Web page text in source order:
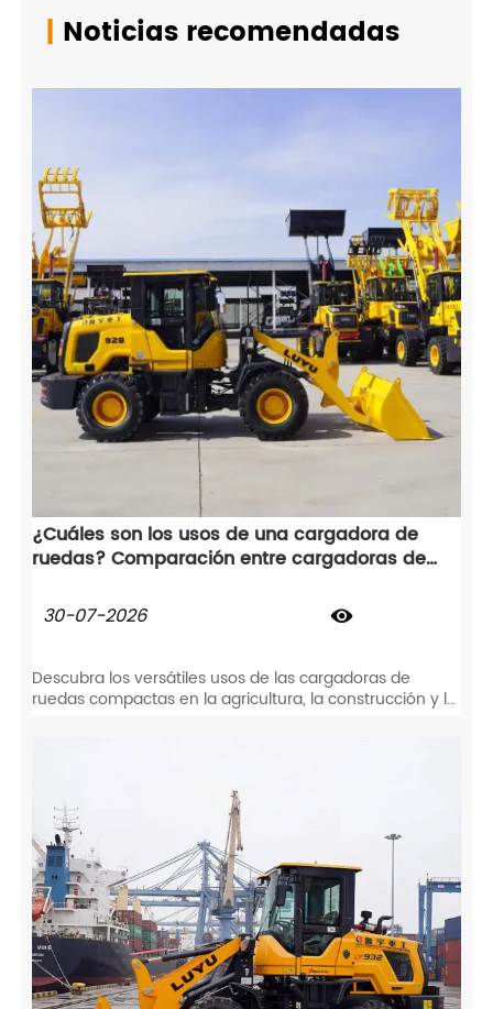
| Noticias recomendadas
¿Cuáles son los usos de una cargadora de
ruedas? Comparación entre cargadoras de
30-07-2026

Descubra los versátiles usos de las cargadoras de
ruedas compactas en la agricultura, la construcción y la